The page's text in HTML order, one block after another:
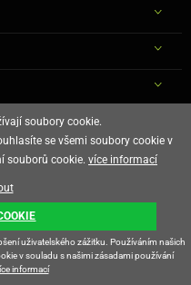
soubory cookie.
se všemi soubory cookie v
souborů cookie. více informací
uživatelského zážitku. Používáním našich
v souladu s našimi zásadami používání
informací